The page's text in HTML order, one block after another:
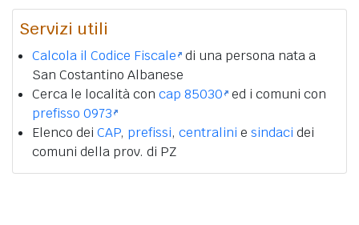
Servizi utili
Calcola il Codice Fiscale di una persona nata a
San Costantino Albanese
Cerca le località con cap 85030 ed i comuni con
prefisso 0973
Elenco dei CAP, prefissi, centralini e sindaci dei
comuni della prov. di PZ